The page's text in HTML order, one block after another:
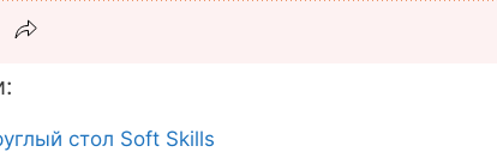
стол Soft Skills